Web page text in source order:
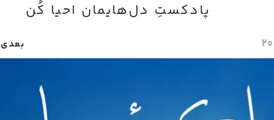
پادکستِ دل‌هایمان احیا کُن
بعدی